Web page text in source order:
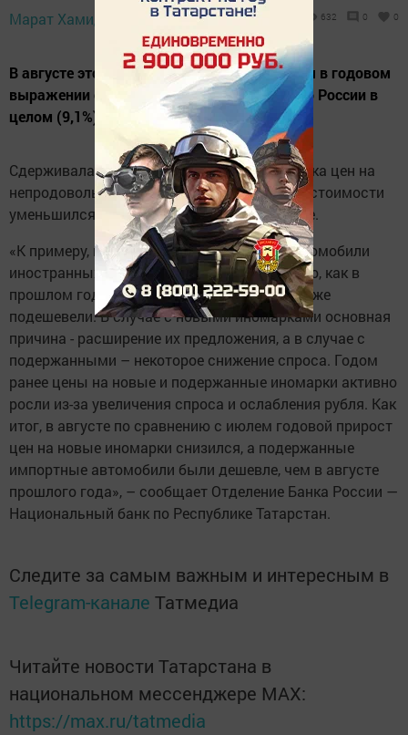
Марат Хамидуллин,
30 сентября 2024 -
632 0 0
В августе этого года в Татарстане инфляция в годовом
выражении составила 9%. Это ниже, чем по России в
целом (9,1%).
Сдерживала инфляцию в основном динамика цен на
непродовольственные товары. Прирост их стоимости
уменьшился с 5,3% в июле до 4,8% в августе.
«К примеру, в августе этого года новые автомобили
иностранных марок дорожали не так сильно, как в
прошлом году, а подержанные иномарки даже
подешевели. В случае с новыми иномарками основная
причина - расширение их предложения, а в случае с
подержанными – некоторое снижение спроса. Годом
ранее цены на новые и подержанные иномарки активно
росли из-за увеличения спроса и ослабления рубля. Как
итог, в августе по сравнению с июлем годовой прирост
цен на новые иномарки снизился, а подержанные
импортные автомобили были дешевле, чем в августе
прошлого года», – сообщает Отделение Банка России —
Национальный банк по Республике Татарстан.
Следите за самым важным и интересным в
Telegram-канале Татмедиа
Читайте новости Татарстана в
национальном мессенджере MАХ:
https://max.ru/tatmedia